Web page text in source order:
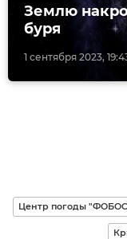
1 сентября 2023,
Землю
буря
Центр погоды